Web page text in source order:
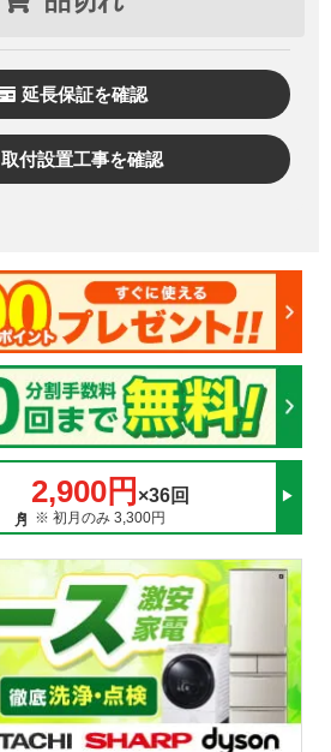
延長保証を確認
取付設置工事を確認
2,900円 ×36回
※ 初月のみ 3,300円